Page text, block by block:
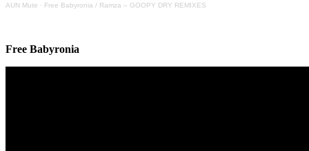
AUN Mute · Free Babyronia / Ramza – GOOPY DRY REMIXES
Free Babyronia